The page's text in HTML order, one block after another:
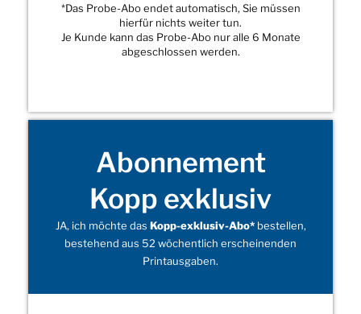
*Das Probe-Abo endet automatisch, Sie müssen
hierfür nichts weiter tun.
Je Kunde kann das Probe-Abo nur alle 6 Monate
abgeschlossen werden.
Abonnement
Kopp exklusiv
JA, ich möchte das Kopp-exklusiv-Abo*bestellen,
bestehend aus 52 wöchentlich erscheinenden
Printausgaben.